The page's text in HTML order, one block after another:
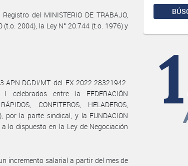
del MINISTERIO DE TRABAJO,
(t.o. 2004), la Ley N° 20.744 (t.o. 1976) y
DGD#MT del EX-2022-28321942-
celebrados entre la FEDERACIÓN
CONFITEROS, HELADEROS,
por la parte sindical, y la FUNDACION
lo dispuesto en la Ley de Negociación
incremento salarial a partir del mes de